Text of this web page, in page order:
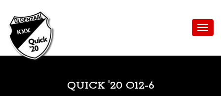
QUICK '20 O12-6